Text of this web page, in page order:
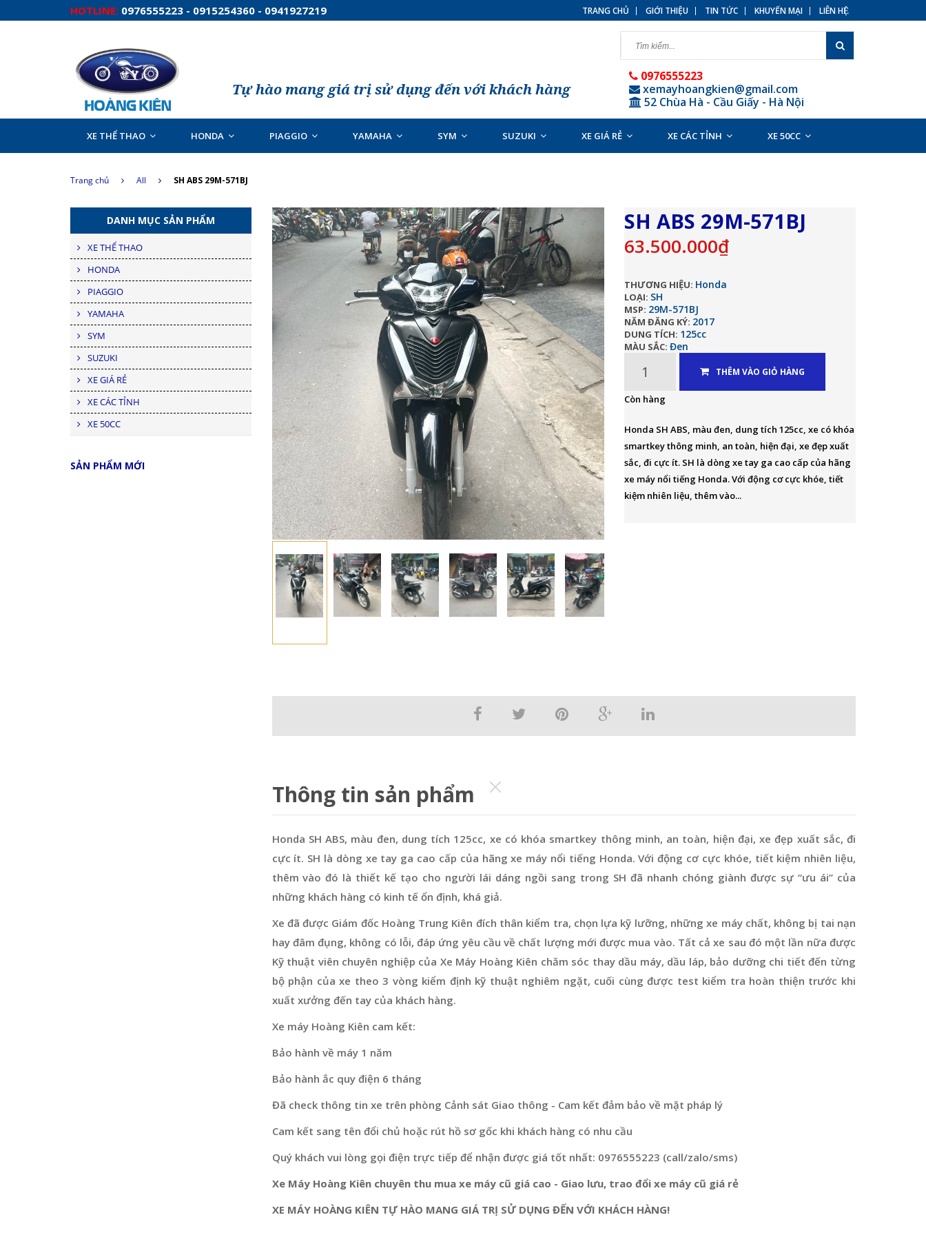
HOTLINE: 0976555223 - 0915254360 - 0941927219 TRANG CHỦ GIỚI THIỆU TIN TỨC KHUYẾN MẠI LIÊN HỆ
Tự hào mang giá trị sử dụng đến với khách hàng
0976555223
xemayhoangkien@gmail.com
52 Chùa Hà - Cầu Giấy - Hà Nội
XE THỂ THAO HONDA PIAGGIO YAMAHA SYM SUZUKI XE GIÁ RẺ XE CÁC TỈNH XE 50CC
Trang chủ All SH ABS 29M-571BJ
DANH MỤC SẢN PHẨM
XE THỂ THAO
HONDA
PIAGGIO
YAMAHA
SYM
SUZUKI
XE GIÁ RẺ
XE CÁC TỈNH
XE 50CC
SẢN PHẨM MỚI
SH ABS 29M-571BJ
63.500.000₫
THƯƠNG HIỆU: Honda
LOẠI: SH
MSP: 29M-571BJ
NĂM ĐĂNG KÝ: 2017
DUNG TÍCH: 125cc
MÀU SẮC:Đen
THÊM VÀO GIỎ HÀNG
Còn hàng
Honda SH ABS, màu đen, dung tích 125cc, xe có khóa
smartkey thông minh, an toàn, hiện đại, xe đẹp xuất
sắc, đi cực ít. SH là dòng xe tay ga cao cấp của hãng
xe máy nổi tiếng Honda. Với động cơ cực khóe, tiết
kiệm nhiên liệu, thêm vào...
Thông tin sản phẩm
Honda SH ABS, màu đen, dung tích 125cc, xe có khóa smartkey thông minh, an toàn, hiện đại, xe đẹp xuất sắc, đi
cực ít. SH là dòng xe tay ga cao cấp của hãng xe máy nổi tiếng Honda. Với động cơ cực khóe, tiết kiệm nhiên liệu,
thêm vào đó là thiết kế tạo cho người lái dáng ngồi sang trong SH đã nhanh chóng giành được sự “ưu ái” của
những khách hàng có kinh tế ổn định, khá giả.
Xe đã được Giám đốc Hoàng Trung Kiên đích thân kiểm tra, chọn lựa kỹ lưỡng, những xe máy chất, không bị tai nạn
hay đâm đụng, không có lỗi, đáp ứng yêu cầu về chất lượng mới được mua vào. Tất cả xe sau đó một lần nữa được
Kỹ thuật viên chuyên nghiệp của Xe Máy Hoàng Kiên chăm sóc thay dầu máy, dầu láp, bảo dưỡng chi tiết đến từng
bộ phận của xe theo 3 vòng kiểm định kỹ thuật nghiêm ngặt, cuối cùng được test kiểm tra hoàn thiện trước khi
xuất xưởng đến tay của khách hàng.
Xe máy Hoàng Kiên cam kết:
Bảo hành về máy 1 năm
Bảo hành ắc quy điện 6 tháng
Đã check thông tin xe trên phòng Cảnh sát Giao thông - Cam kết đảm bảo về mặt pháp lý
Cam kết sang tên đổi chủ hoặc rút hồ sơ gốc khi khách hàng có nhu cầu
Quý khách vui lòng gọi điện trực tiếp để nhận được giá tốt nhất: 0976555223 (call/zalo/sms)
Xe Máy Hoàng Kiên chuyên thu mua xe máy cũ giá cao - Giao lưu, trao đổi xe máy cũ giá rẻ
XE MÁY HOÀNG KIÊN TỰ HÀO MANG GIÁ TRỊ SỬ DỤNG ĐẾN VỚI KHÁCH HÀNG!